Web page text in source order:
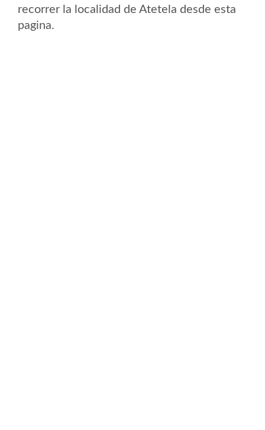
recorrer la localidad de Atetela desde esta
pagina.